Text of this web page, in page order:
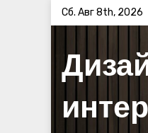
содержимому
Сб. Авг 8th, 2026